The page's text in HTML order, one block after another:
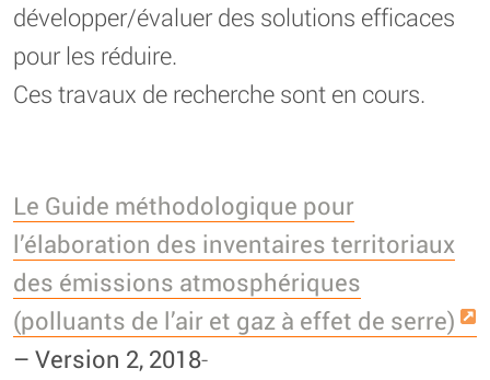
développer/évaluer des solutions efficaces
pour les réduire.
Ces travaux de recherche sont en cours.
Le Guide méthodologique pour
l’élaboration des inventaires territoriaux
des émissions atmosphériques
(polluants de l’air et gaz à effet de serre)
– Version 2, 2018-